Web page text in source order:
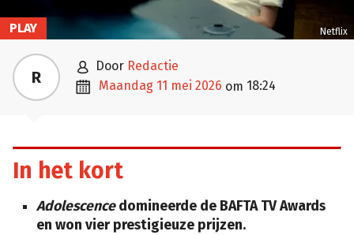
Netflix
PLAY
R  door Redactie
 maandag 11 mei 2026 om 18:24
In het kort
Adolescencedomineerde de BAFTA TV Awards
en won vier prestigieuze prijzen.